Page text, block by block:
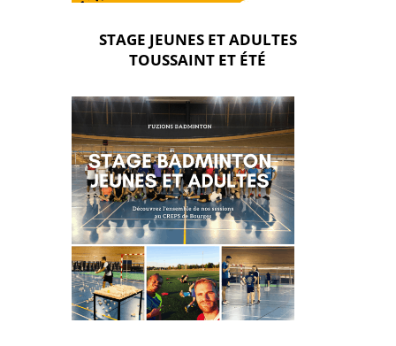
STAGE JEUNES ET ADULTES
TOUSSAINT ET ÉTÉ